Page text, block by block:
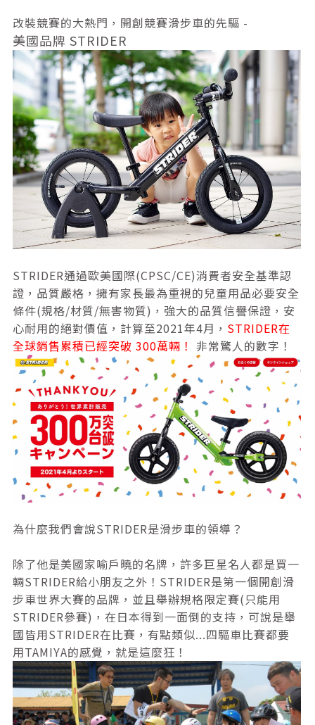
改裝競賽的大熱門，開創競賽滑步車的先驅 -
美國品牌 STRIDER
STRIDER通過歐美國際(CPSC/CE)消費者安全基準認
證，品質嚴格，擁有家長最為重視的兒童用品必要安全
條件(規格/材質/無害物質)，強大的品質信譽保證，安
心耐用的絕對價值，計算至2021年4月， STRIDER在
全球銷售累積已經突破 300萬輛！ 非常驚人的數字！
為什麼我們會說STRIDER是滑步車的領導？
除了他是美國家喻戶曉的名牌，許多巨星名人都是買一
輛STRIDER給小朋友之外！STRIDER是第一個開創滑
步車世界大賽的品牌，並且舉辦規格限定賽(只能用
STRIDER參賽)，在日本得到一面倒的支持，可說是舉
國皆用STRIDER在比賽，有點類似...四驅車比賽都要
用TAMIYA的感覺，就是這麼狂！